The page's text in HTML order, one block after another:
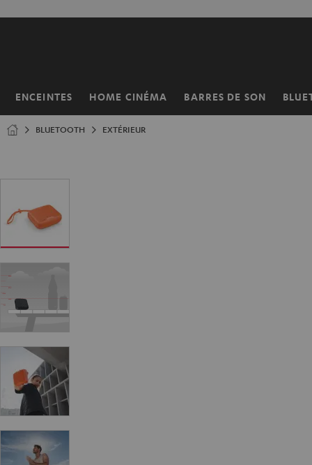
ENCEINTES HOME CINÉMA BARRES DE SON
Page
BLUETOOTH EXTÉRIEUR